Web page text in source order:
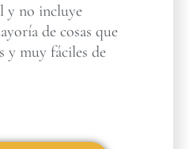
y no incluye
de cosas que
y muy fáciles de